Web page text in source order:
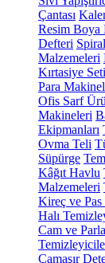
Çantası
Resim Boya
Defteri
Malzemeleri
Kırtasiye Seti
Para
Ofis Sarf
Makineleri
Ekipmanları
Ovma Teli
Süpürge
Kâğıt Havlu
Malzemeleri
Kireç ve
Halı
Cam ve
Çamaşır